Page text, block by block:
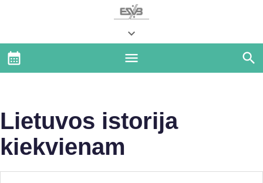
Lietuvos istorija
kiekvienam